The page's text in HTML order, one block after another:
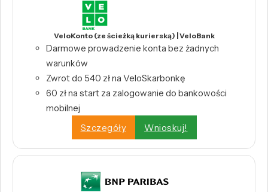
VeloKonto (ze ścieżką kurierską) | VeloBank
Darmowe prowadzenie konta bez żadnych
warunków
Zwrot do 540 zł na VeloSkarbonkę
60 zł na start za zalogowanie do bankowości
mobilnej
Szczegóły
Wnioskuj!